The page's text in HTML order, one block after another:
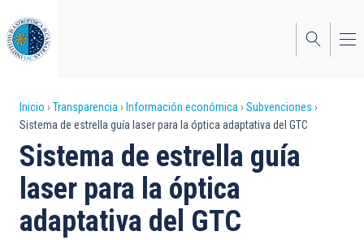
al
contenido
principal
Sobrescribir
enlaces
de
ayuda
a
Inicio Transparencia Información económica
Subvenciones
Sistema de estrella guía laser para la óptica adaptativa del GTC
Sistema de estrella guía
laser para la óptica
adaptativa del GTC